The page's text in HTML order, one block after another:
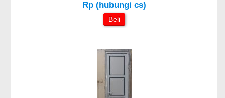
Rp (hubungi cs)
Beli